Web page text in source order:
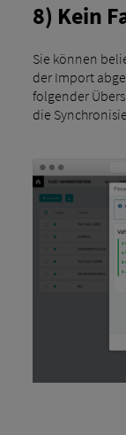
8) Kein
Sie können
der Import
folgender
die